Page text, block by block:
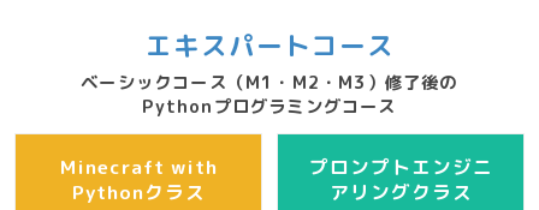
エキスパートコース
ベーシックコース（M1・M2・M3）修了後の
Pythonプログラミングコース
Minecraft with
Pythonクラス
プロンプトエンジニ
アリングクラス